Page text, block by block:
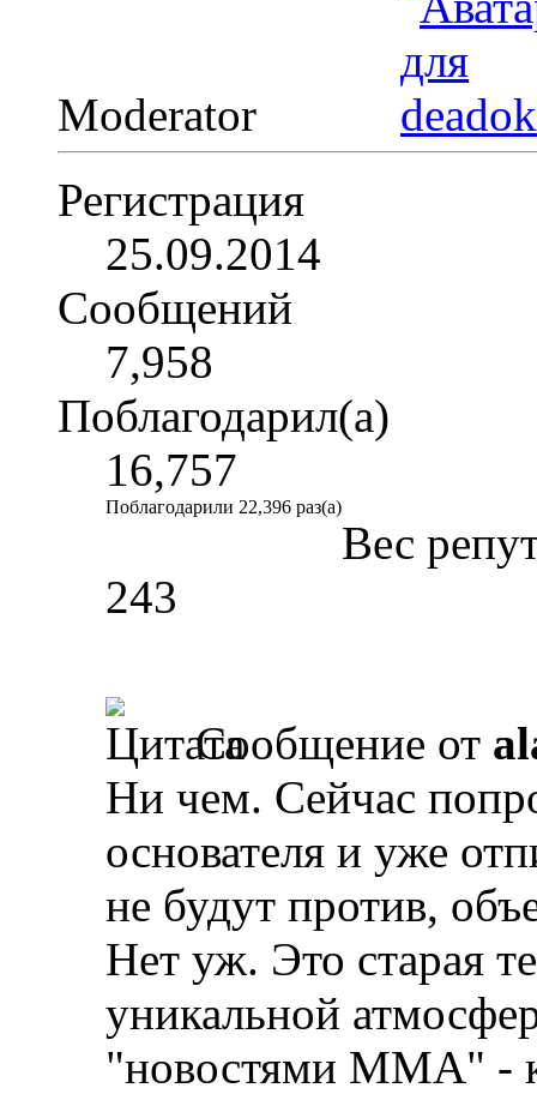
Moderator
Регистрация
25.09.2014
Сообщений
7,958
Поблагодарил(а)
16,757
Поблагодарили 22,396 раз(а)
Вес
243
Сообщение от
Ни чем. Сейчас
основателя и уже
не будут против,
Нет уж. Это старая
уникальной
"новостями ММА" -